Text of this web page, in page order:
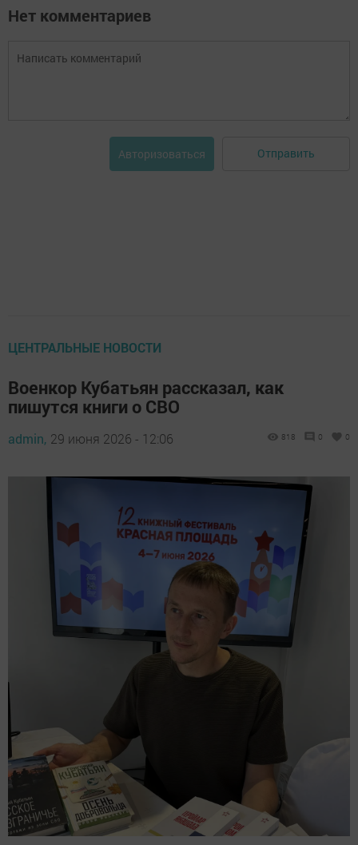
Нет комментариев
Авторизоваться Отправить
ЦЕНТРАЛЬНЫЕ НОВОСТИ
Военкор Кубатьян рассказал, как
пишутся книги о СВО
admin, 29 июня 2026 - 12:06 818 0 0